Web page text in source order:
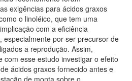
exigências para ácidos graxos
o linoléico, que tem uma
com a eficiência
especialmente por ser precursor de
a reprodução. Assim,
com esse estudo investigar o efeito
ácidos graxos fornecido antes e
de monta sobre o